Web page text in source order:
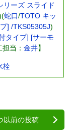
リーズ スライド
蛇口/TOTO キッ
] /TKS05305J)
タイプ] [サーモ
当： 金井】
栓
以前の投稿